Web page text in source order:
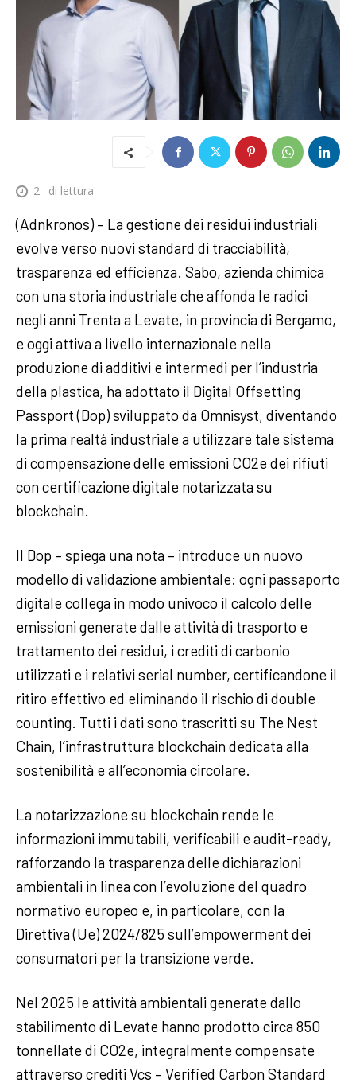
2 ' di lettura
(Adnkronos) – La gestione dei residui industriali
evolve verso nuovi standard di tracciabilità,
trasparenza ed efficienza. Sabo, azienda chimica
con una storia industriale che affonda le radici
negli anni Trenta a Levate, in provincia di Bergamo,
e oggi attiva a livello internazionale nella
produzione di additivi e intermedi per l’industria
della plastica, ha adottato il Digital Offsetting
Passport (Dop) sviluppato da Omnisyst, diventando
la prima realtà industriale a utilizzare tale sistema
di compensazione delle emissioni CO2e dei rifiuti
con certificazione digitale notarizzata su
blockchain.
Il Dop – spiega una nota – introduce un nuovo
modello di validazione ambientale: ogni passaporto
digitale collega in modo univoco il calcolo delle
emissioni generate dalle attività di trasporto e
trattamento dei residui, i crediti di carbonio
utilizzati e i relativi serial number, certificandone il
ritiro effettivo ed eliminando il rischio di double
counting. Tutti i dati sono trascritti su The Nest
Chain, l’infrastruttura blockchain dedicata alla
sostenibilità e all’economia circolare.
La notarizzazione su blockchain rende le
informazioni immutabili, verificabili e audit-ready,
rafforzando la trasparenza delle dichiarazioni
ambientali in linea con l’evoluzione del quadro
normativo europeo e, in particolare, con la
Direttiva (Ue) 2024/825 sull’empowerment dei
consumatori per la transizione verde.
Nel 2025 le attività ambientali generate dallo
stabilimento di Levate hanno prodotto circa 850
tonnellate di CO2e, integralmente compensate
attraverso crediti Vcs – Verified Carbon Standard